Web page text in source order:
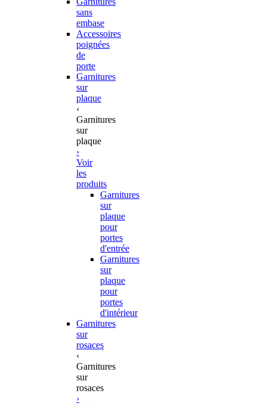
sans
embase
Accessoires
poignées
de
porte
Garnitures
sur
plaque
‹
Garnitures
sur
plaque
›
Voir
les
produits
Garnitures
sur
plaque
pour
portes
d'entrée
Garnitures
sur
plaque
pour
portes
d'intérieur
Garnitures
sur
rosaces
‹
Garnitures
sur
rosaces
›